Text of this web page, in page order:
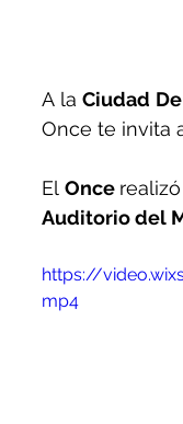
A la Ciudad
Once te invita
El Once
Auditorio del
https://
mp4